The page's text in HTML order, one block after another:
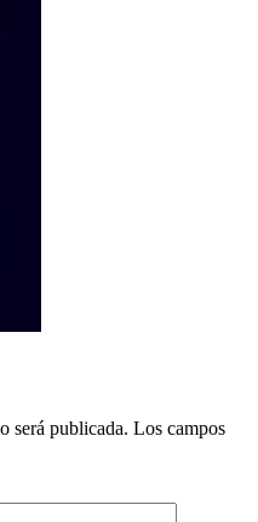
será publicada. Los campos